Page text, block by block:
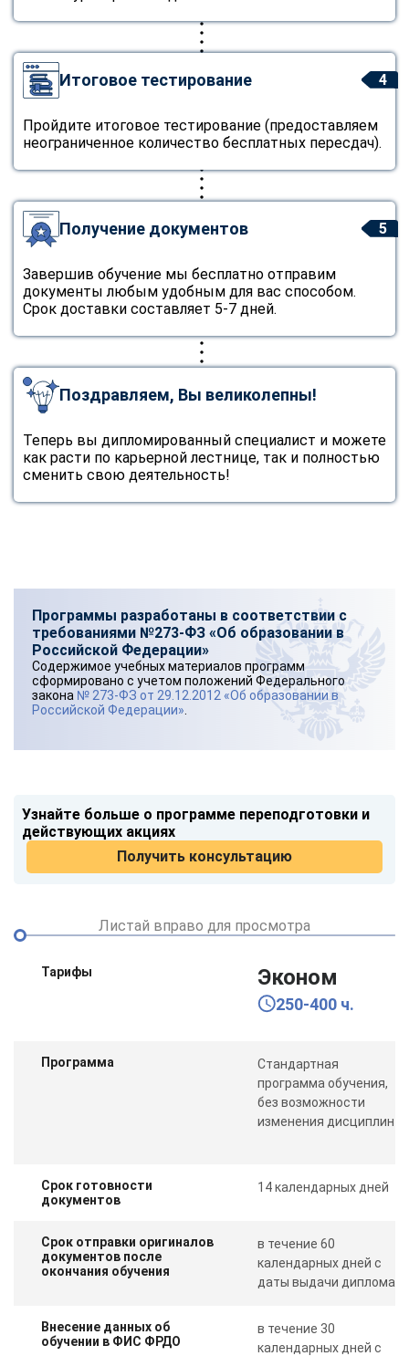
4
Итоговое тестирование
Пройдите итоговое тестирование (предоставляем
неограниченное количество бесплатных пересдач).
5
Получение документов
Завершив обучение мы бесплатно отправим
документы любым удобным для вас способом.
Срок доставки составляет 5-7 дней.
Поздравляем, Вы великолепны!
Теперь вы дипломированный специалист и можете
как расти по карьерной лестнице, так и полностью
сменить свою деятельность!
Программы разработаны в соответствии с
требованиями №273-ФЗ «Об образовании в
Российской Федерации»
Содержимое учебных материалов программ
сформировано с учетом положений Федерального
закона № 273-ФЗ от 29.12.2012 «Об образовании в
Российской Федерации»
Узнайте больше о программе переподготовки и
действующих акциях
Получить консультацию
Листай вправо для просмотра
Тарифы Эконом
250-400 ч.
Программа
Стандартная
программа обучения,
без возможности
изменения дисциплин
Срок готовности
документов
14 календарных дней
Срок отправки оригиналов
документов после
окончания обучения
в течение 60
календарных дней с
даты выдачи диплома
Внесение данных об
обучении в ФИС ФРДО
в течение 30
календарных дней с